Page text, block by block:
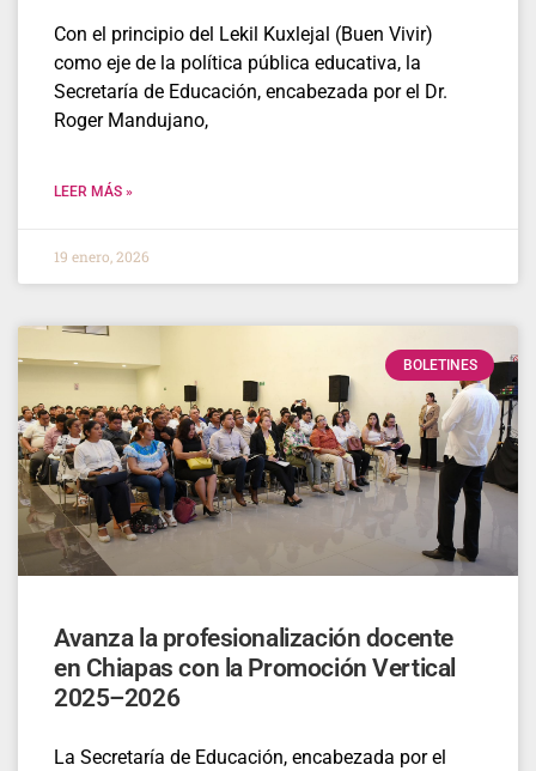
Con el principio del Lekil Kuxlejal (Buen Vivir)
como eje de la política pública educativa, la
Secretaría de Educación, encabezada por el Dr.
Roger Mandujano,
LEER MÁS »
19 enero, 2026
BOLETINES
Avanza la profesionalización docente
en Chiapas con la Promoción Vertical
2025–2026
La Secretaría de Educación, encabezada por el